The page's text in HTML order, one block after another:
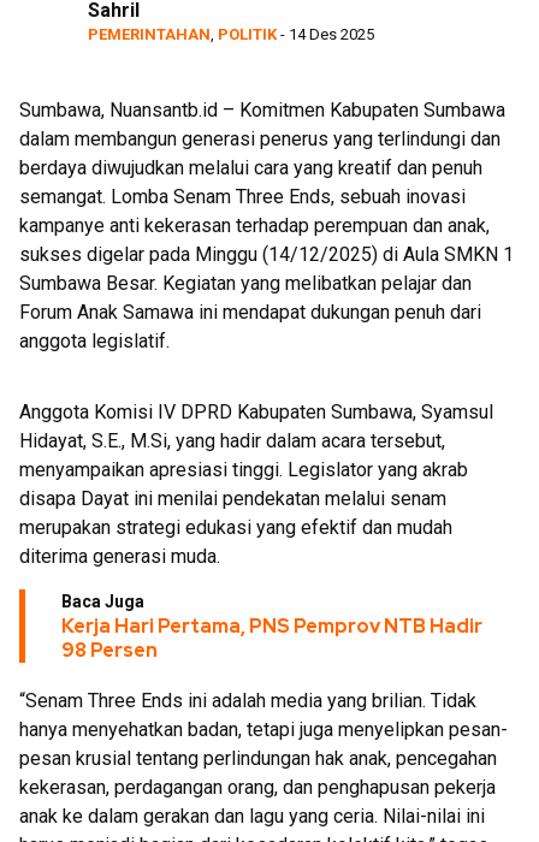
Sahril
PEMERINTAHAN POLITIK - 14 Des 2025
Sumbawa, Nuansantb.id – Komitmen Kabupaten Sumbawa
dalam membangun generasi penerus yang terlindungi dan
berdaya diwujudkan melalui cara yang kreatif dan penuh
semangat. Lomba Senam Three Ends, sebuah inovasi
kampanye anti kekerasan terhadap perempuan dan anak,
sukses digelar pada Minggu (14/12/2025) di Aula SMKN 1
Sumbawa Besar. Kegiatan yang melibatkan pelajar dan
Forum Anak Samawa ini mendapat dukungan penuh dari
anggota legislatif.
Anggota Komisi IV DPRD Kabupaten Sumbawa, Syamsul
Hidayat, S.E., M.Si, yang hadir dalam acara tersebut,
menyampaikan apresiasi tinggi. Legislator yang akrab
disapa Dayat ini menilai pendekatan melalui senam
merupakan strategi edukasi yang efektif dan mudah
diterima generasi muda.
Baca Juga
Kerja Hari Pertama, PNS Pemprov NTB Hadir
98 Persen
“Senam Three Ends ini adalah media yang brilian. Tidak
hanya menyehatkan badan, tetapi juga menyelipkan pesan-
pesan krusial tentang perlindungan hak anak, pencegahan
kekerasan, perdagangan orang, dan penghapusan pekerja
anak ke dalam gerakan dan lagu yang ceria. Nilai-nilai ini